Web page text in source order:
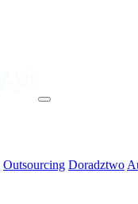
Outsourcing Doradztwo